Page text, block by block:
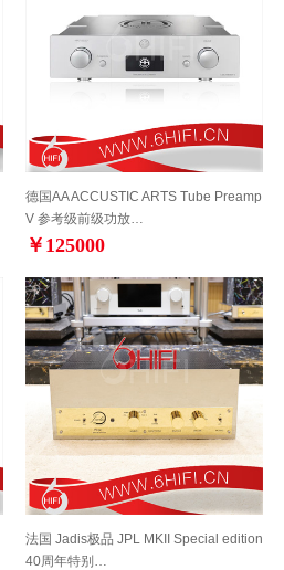
德国AA ACCUSTIC ARTS Tube Preamp
V 参考级前级功放…
￥125000
法国 Jadis极品 JPL MKII Special edition
40周年特别…